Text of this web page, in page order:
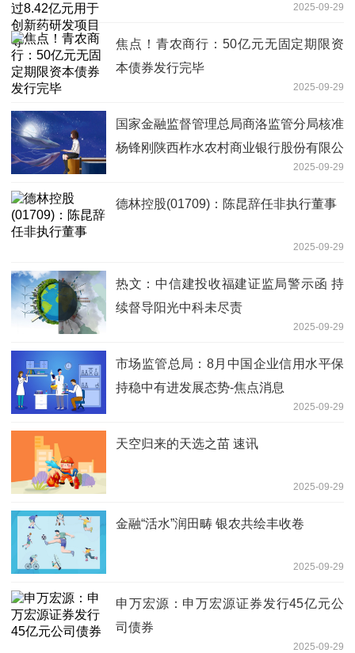
2025-09-29
焦点！青农商行：50亿元无固定期限资
本债券发行完毕
2025-09-29
国家金融监督管理总局商洛监管分局核准
杨锋刚陕西柞水农村商业银行股份有限公
2025-09-29
德林控股(01709)：陈昆辞任非执行董事
2025-09-29
热文：中信建投收福建证监局警示函 持
续督导阳光中科未尽责
2025-09-29
市场监管总局：8月中国企业信用水平保
持稳中有进发展态势-焦点消息
2025-09-29
天空归来的天选之苗 速讯
2025-09-29
金融“活水”润田畴 银农共绘丰收卷
2025-09-29
申万宏源：申万宏源证券发行45亿元公
司债券
2025-09-29